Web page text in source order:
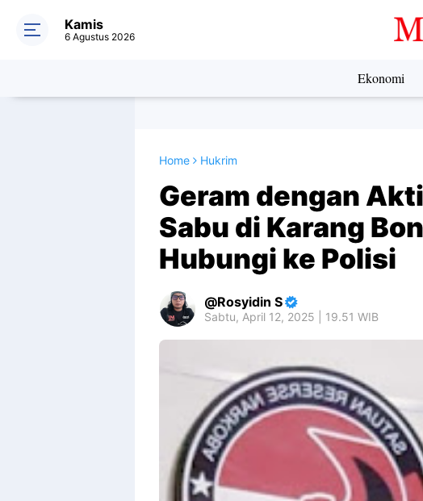
Kamis
6 Agustus 2026
Ekonomi
Home Hukrim
Geram dengan
Sabu di Karang
Hubungi ke Polisi
Rosyidin S
Sabtu, April 12, 2025 | 19.51 WIB